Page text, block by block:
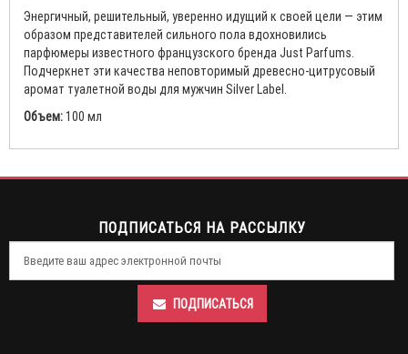
Энергичный, решительный, уверенно идущий к своей цели — этим
образом представителей сильного пола вдохновились
парфюмеры известного французского бренда Just Parfums.
Подчеркнет эти качества неповторимый древесно-цитрусовый
аромат туалетной воды для мужчин Silver Label.
Объем:100 мл
ПОДПИСАТЬСЯ НА РАССЫЛКУ
ПОДПИСАТЬСЯ